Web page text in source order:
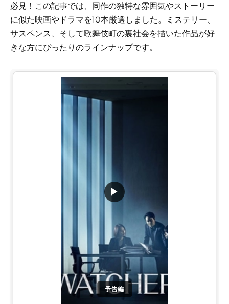
必見！この記事では、同作の独特な雰囲気やストーリー
に似た映画やドラマを10本厳選しました。ミステリー、
サスペンス、そして歌舞伎町の裏社会を描いた作品が好
きな方にぴったりのラインナップです。
予告編
▶